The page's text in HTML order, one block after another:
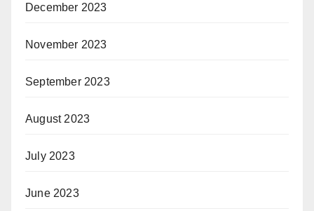
December 2023
November 2023
September 2023
August 2023
July 2023
June 2023